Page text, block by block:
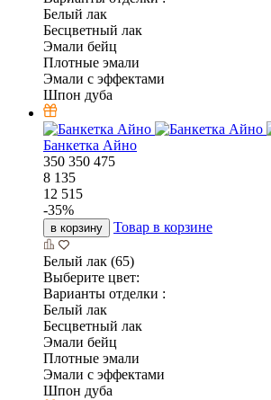
Белый лак
Бесцветный лак
Эмали бейц
Плотные эмали
Эмали с эффектами
Шпон дуба
Банкетка Айно
350 350 475
8 135
12 515
-35%
в корзину Товар в корзине
Белый лак (65)
Выберите цвет:
Варианты отделки :
Белый лак
Бесцветный лак
Эмали бейц
Плотные эмали
Эмали с эффектами
Шпон дуба